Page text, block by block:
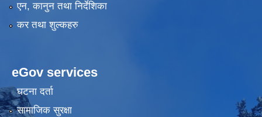
एन, कानुन तथा निर्देशिका
कर तथा शुल्कहरु
eGov services
घटना दर्ता
सामाजिक सुरक्षा